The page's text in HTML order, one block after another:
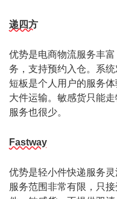
递四方
优势是电商物流服务丰
务，支持预约入仓。系
短板是个人用户的服务
大件运输。敏感货只能
服务也很少。
Fastway
优势是轻小件快递服务
服务范围非常有限，只